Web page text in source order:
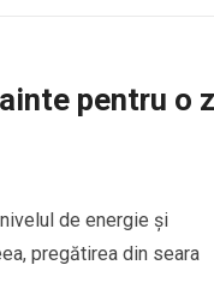
pentru o
de energie și
pregătirea din seara